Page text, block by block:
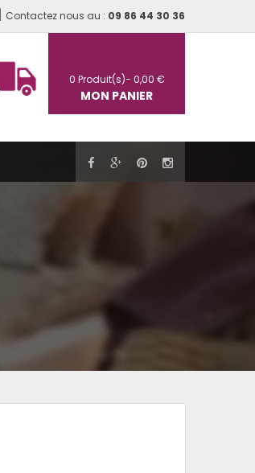
Contactez nous au : 09 86 44 30 36
0 Produit(s)- 0,00 €
MON PANIER